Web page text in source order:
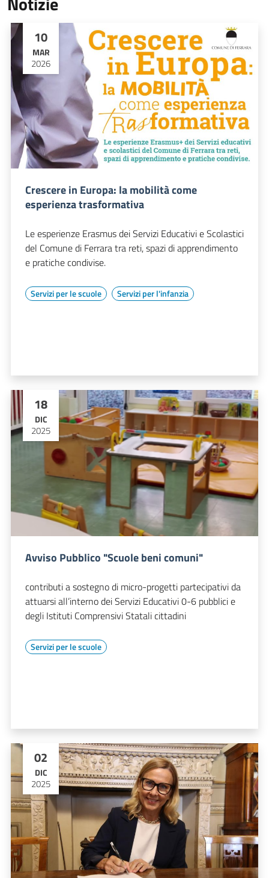
10
MAR
2026
Crescere in Europa: la mobilità come
esperienza trasformativa
Le esperienze Erasmus dei Servizi Educativi e Scolastici
del Comune di Ferrara tra reti, spazi di apprendimento
e pratiche condivise.
Servizi per le scuole Servizi per l'infanzia
18
DIC
2025
Avviso Pubblico "Scuole beni comuni"
contributi a sostegno di micro-progetti partecipativi da
attuarsi all’interno dei Servizi Educativi 0-6 pubblici e
degli Istituti Comprensivi Statali cittadini
Servizi per le scuole
02
DIC
2025